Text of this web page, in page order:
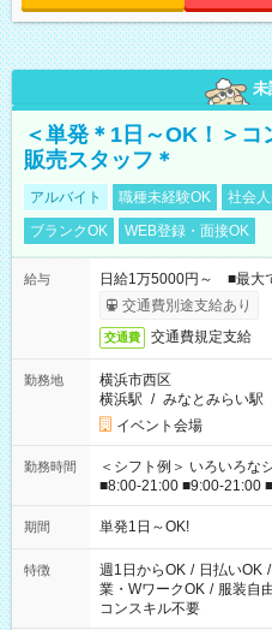
未
＜単発＊1日～OK！＞
販売スタッフ＊
アルバイト 職種未経験OK 社会
ブランクOK
WEB登録・面接OK
給与
日給1万5000円～ ■最大
交通費別途支給あり
交通費 交通費規定支給
勤務地
横浜市西区
横浜駅 / みなとみらい駅
イベント会場
勤務時間
＜シフト例＞ いろいろな
■8:00-21:00 ■9:00-21:00
期間 単発1日～OK!
特徴 週1日からOK / 日払いOK /
業・WワークOK / 服装自
コンスキル不要